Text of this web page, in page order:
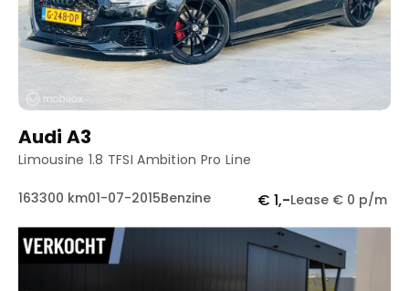
Audi A3
Limousine 1.8 TFSI Ambition Pro Line
163300 km01-07-2015Benzine € 1,-Lease € 0 p/m